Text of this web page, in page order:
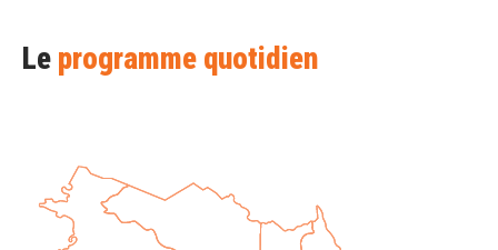
Le programme quotidien